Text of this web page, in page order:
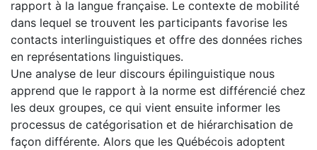
rapport à la langue française. Le contexte de mobilité
dans lequel se trouvent les participants favorise les
contacts interlinguistiques et offre des données riches
en représentations linguistiques.
Une analyse de leur discours épilinguistique nous
apprend que le rapport à la norme est différencié chez
les deux groupes, ce qui vient ensuite informer les
processus de catégorisation et de hiérarchisation de
façon différente. Alors que les Québécois adoptent